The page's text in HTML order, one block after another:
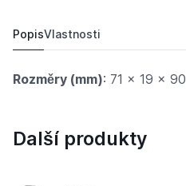
PopisVlastnosti
Rozměry (mm): 71 x 19 x 90
Další produkty